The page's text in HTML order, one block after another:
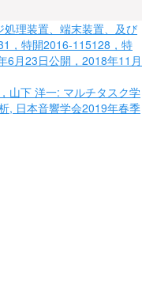
理装置、端末装置、及び
，特開2016-115128，特
6月23日公開，2018年11月
山下 洋一: マルチタスク学
, 日本音響学会2019年春季